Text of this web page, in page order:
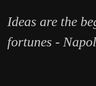
Ideas are the
fortunes -